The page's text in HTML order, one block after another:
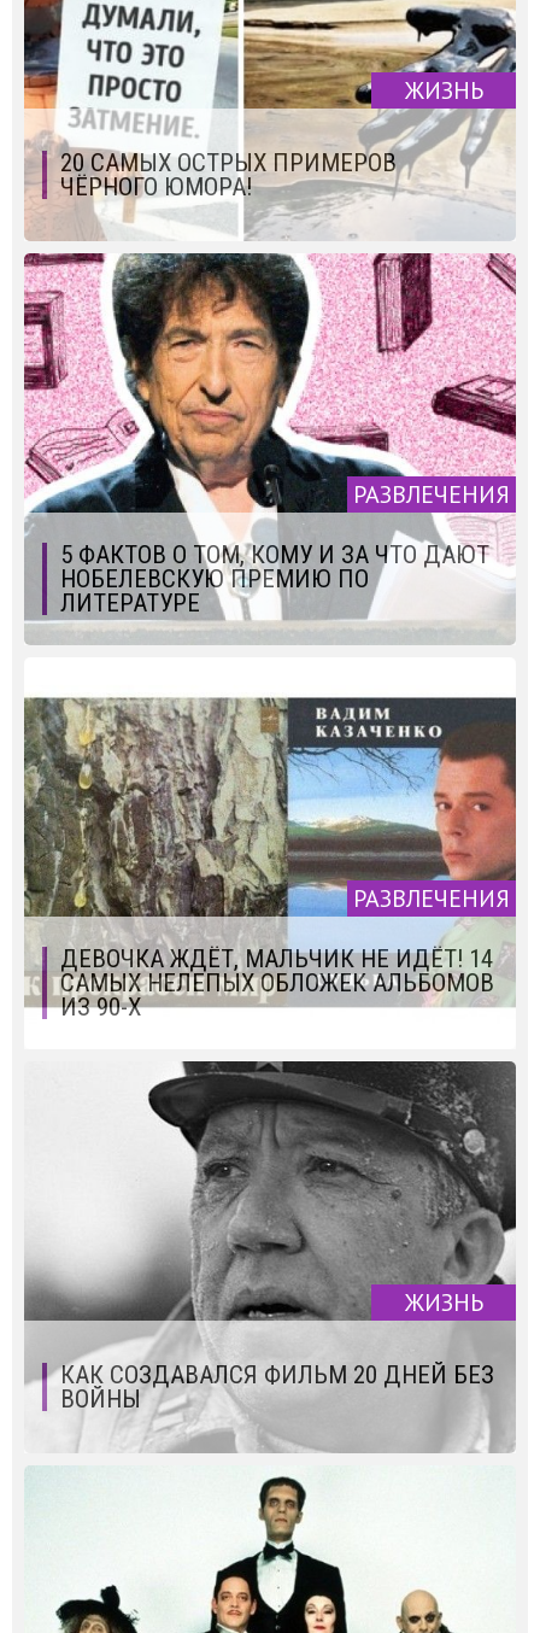
ЖИЗНЬ
20 САМЫХ ОСТРЫХ ПРИМЕРОВ
ЧЁРНОГО ЮМОРА!
РАЗВЛЕЧЕНИЯ
5 ФАКТОВ О ТОМ, КОМУ И ЗА ЧТО ДАЮТ
НОБЕЛЕВСКУЮ ПРЕМИЮ ПО
ЛИТЕРАТУРЕ
РАЗВЛЕЧЕНИЯ
ДЕВОЧКА ЖДЁТ, МАЛЬЧИК НЕ ИДЁТ! 14
САМЫХ НЕЛЕПЫХ ОБЛОЖЕК АЛЬБОМОВ
ИЗ 90-Х
ЖИЗНЬ
КАК СОЗДАВАЛСЯ ФИЛЬМ 20 ДНЕЙ БЕЗ
ВОЙНЫ